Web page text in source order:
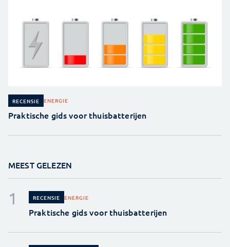
RECENSIE ENERGIE
Praktische gids voor thuisbatterijen
MEEST GELEZEN
RECENSIE ENERGIE
Praktische gids voor thuisbatterijen